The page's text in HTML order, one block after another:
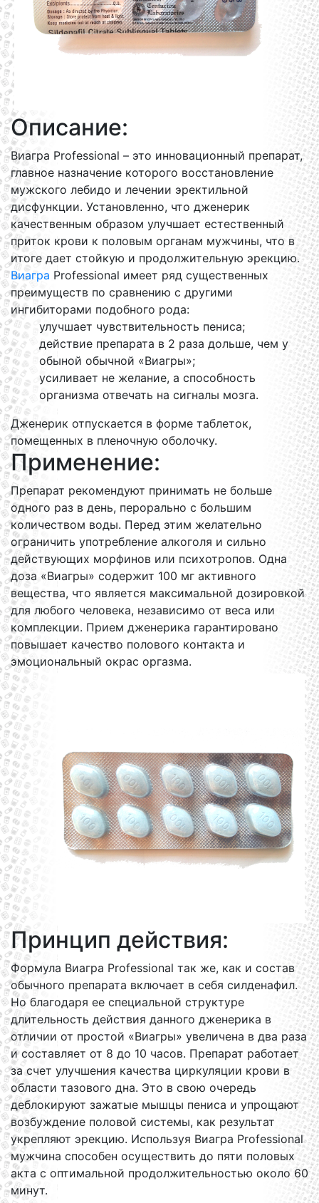
Описание:
Виагра Professional – это инновационный препарат,
главное назначение которого восстановление
мужского лебидо и лечении эректильной
дисфункции. Установленно, что дженерик
качественным образом улучшает естественный
приток крови к половым органам мужчины, что в
итоге дает стойкую и продолжительную эрекцию.
Виагра Professional имеет ряд существенных
преимуществ по сравнению с другими
ингибиторами подобного рода:
улучшает чувствительность пениса;
действие препарата в 2 раза дольше, чем у
обыной обычной «Виагры»;
усиливает не желание, а способность
организма отвечать на сигналы мозга.
Дженерик отпускается в форме таблеток,
помещенных в пленочную оболочку.
Применение:
Препарат рекомендуют принимать не больше
одного раз в день, перорально с большим
количеством воды. Перед этим желательно
ограничить употребление алкоголя и сильно
действующих морфинов или психотропов. Одна
доза «Виагры» содержит 100 мг активного
вещества, что является максимальной дозировкой
для любого человека, независимо от веса или
комплекции. Прием дженерика гарантировано
повышает качество полового контакта и
эмоциональный окрас оргазма.
Принцип действия:
Формула Виагра Professional так же, как и состав
обычного препарата включает в себя силденафил.
Но благодаря ее специальной структуре
длительность действия данного дженерика в
отличии от простой «Виагры» увеличена в два раза
и составляет от 8 до 10 часов. Препарат работает
за счет улучшения качества циркуляции крови в
области тазового дна. Это в свою очередь
деблокируют зажатые мышцы пениса и упрощают
возбуждение половой системы, как результат
укрепляют эрекцию. Используя Виагра Professional
мужчина способен осуществить до пяти половых
акта с оптимальной продолжительностью около 60
минут.